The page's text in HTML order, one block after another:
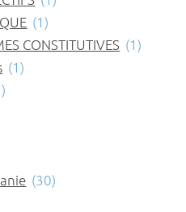
(1)
CONSTITUTIVES (1)
(1)
(30)